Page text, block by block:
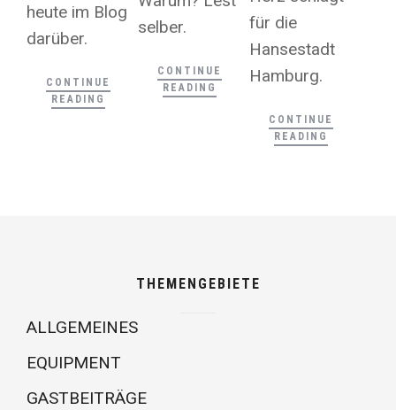
heute im Blog
darüber.
CONTINUE
READING
selber.
CONTINUE
READING
für die
Hansestadt
Hamburg.
CONTINUE
READING
THEMENGEBIETE
ALLGEMEINES
EQUIPMENT
GASTBEITRÄGE